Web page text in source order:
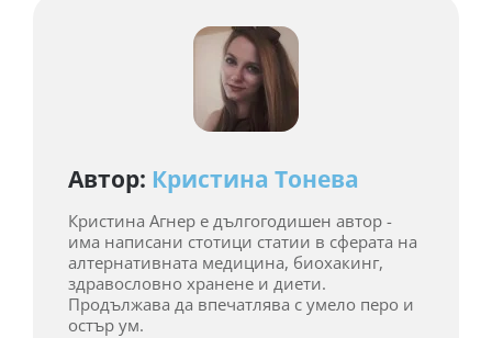
Автор: Кристина Тонева
Кристина Агнер е дългогодишен автор -
има написани стотици статии в сферата на
алтернативната медицина, биохакинг,
здравословно хранене и диети.
Продължава да впечатлява с умело перо и
остър ум.